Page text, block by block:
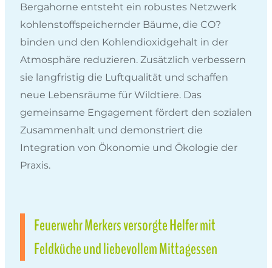
Bergahorne entsteht ein robustes Netzwerk
kohlenstoffspeichernder Bäume, die CO?
binden und den Kohlendioxidgehalt in der
Atmosphäre reduzieren. Zusätzlich verbessern
sie langfristig die Luftqualität und schaffen
neue Lebensräume für Wildtiere. Das
gemeinsame Engagement fördert den sozialen
Zusammenhalt und demonstriert die
Integration von Ökonomie und Ökologie der
Praxis.
Feuerwehr Merkers versorgte Helfer mit
Feldküche und liebevollem Mittagessen